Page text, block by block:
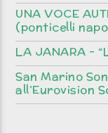
UNA VOCE
(ponticelli
LA JANARA –
San Marino
all’Eurovision